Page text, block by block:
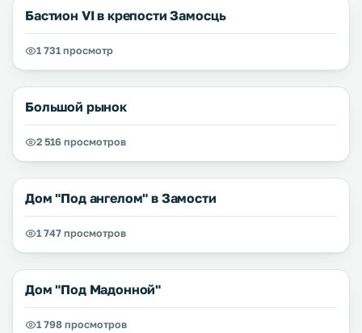
Бастион VI в крепости Замосць
1 731 просмотр
Большой рынок
2 516 просмотров
Дом "Под ангелом" в Замости
1 747 просмотров
Дом "Под Мадонной"
1 798 просмотров